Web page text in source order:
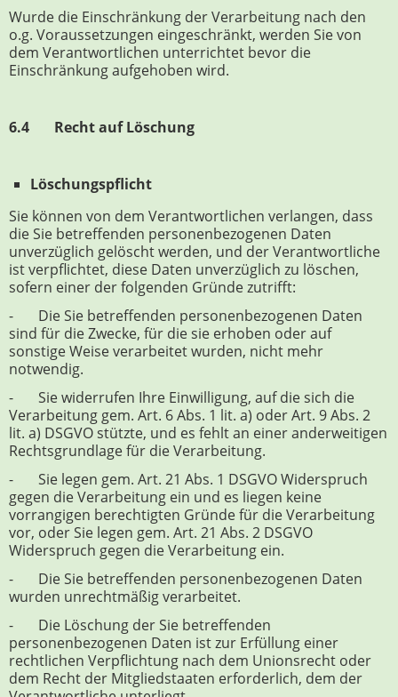
Wurde die Einschränkung der Verarbeitung nach den
o.g. Voraussetzungen eingeschränkt, werden Sie von
dem Verantwortlichen unterrichtet bevor die
Einschränkung aufgehoben wird.
6.4 Recht auf Löschung
Löschungspflicht
Sie können von dem Verantwortlichen verlangen, dass
die Sie betreffenden personenbezogenen Daten
unverzüglich gelöscht werden, und der Verantwortliche
ist verpflichtet, diese Daten unverzüglich zu löschen,
sofern einer der folgenden Gründe zutrifft:
- Die Sie betreffenden personenbezogenen Daten
sind für die Zwecke, für die sie erhoben oder auf
sonstige Weise verarbeitet wurden, nicht mehr
notwendig.
- Sie widerrufen Ihre Einwilligung, auf die sich die
Verarbeitung gem. Art. 6 Abs. 1 lit. a) oder Art. 9 Abs. 2
lit. a) DSGVO stützte, und es fehlt an einer anderweitigen
Rechtsgrundlage für die Verarbeitung.
- Sie legen gem. Art. 21 Abs. 1 DSGVO Widerspruch
gegen die Verarbeitung ein und es liegen keine
vorrangigen berechtigten Gründe für die Verarbeitung
vor, oder Sie legen gem. Art. 21 Abs. 2 DSGVO
Widerspruch gegen die Verarbeitung ein.
- Die Sie betreffenden personenbezogenen Daten
wurden unrechtmäßig verarbeitet.
- Die Löschung der Sie betreffenden
personenbezogenen Daten ist zur Erfüllung einer
rechtlichen Verpflichtung nach dem Unionsrecht oder
dem Recht der Mitgliedstaaten erforderlich, dem der